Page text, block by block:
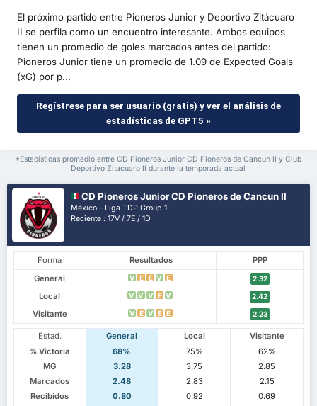
El próximo partido entre Pioneros Junior y Deportivo Zitácuaro
II se perfila como un encuentro interesante. Ambos equipos
tienen un promedio de goles marcados antes del partido:
Pioneros Junior tiene un promedio de 1.09 de Expected Goals
(xG) por p...
Regístrese para ser usuario (gratis) y ver el análisis de
estadísticas de GPT5 »
*Estadísticas promedio entre CD Pioneros Junior CD Pioneros de Cancun II y Club
Deportivo Zitacuaro II durante la temporada actual
CD Pioneros Junior CD Pioneros de Cancun II
México - Liga TDP Group 1
Reciente : 17V / 7E / 1D
Forma Resultados
PPP
General
V E E V E 2.32
Local V V V E V 2.42
Visitante V E V E E 2.23
Estad. General Local
Visitante
% Victoria
68% 75%
62%
MG
3.28 3.75
2.85
Marcados
2.48 2.83
2.15
Recibidos
0.80 0.92
0.69